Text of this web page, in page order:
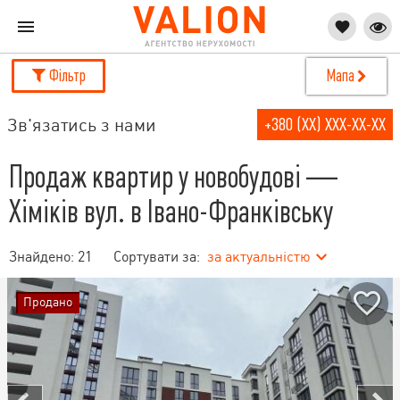
Фільтр Мапа
Зв'язатись з нами +380 (XX) XXX-XX-XX
Продаж квартир у новобудові —
Хіміків вул. в Івано-Франківську
Знайдено: 21 Сортувати за: за актуальністю
Продано